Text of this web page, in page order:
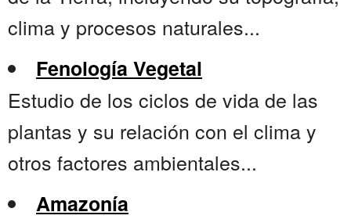
clima y procesos naturales...
Fenología Vegetal
Estudio de los ciclos de vida de las
plantas y su relación con el clima y
otros factores ambientales...
Amazonía